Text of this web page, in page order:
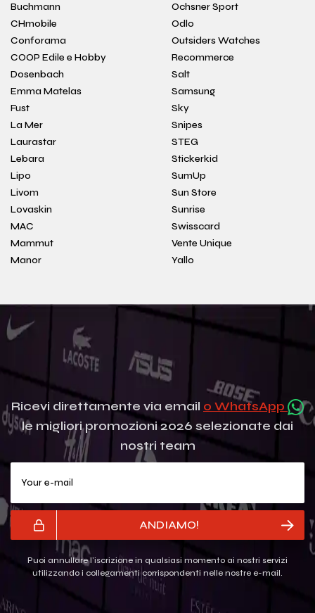
Buchmann
CHmobile
Conforama
COOP Edile e Hobby
Dosenbach
Emma Matelas
Fust
La Mer
Laurastar
Lebara
Lipo
Livom
Lovaskin
MAC
Mammut
Manor
Ochsner Sport
Odlo
Outsiders Watches
Recommerce
Salt
Samsung
Sky
Snipes
STEG
Stickerkid
SumUp
Sun Store
Sunrise
Swisscard
Vente Unique
Yallo
Ricevi direttamente via email o WhatsApp
le migliori promozioni 2026 selezionate dai
nostri team
ANDIAMO!
Puoi annullare l'iscrizione in qualsiasi momento ai nostri servizi
utilizzando i collegamenti corrispondenti nelle nostre e-mail.